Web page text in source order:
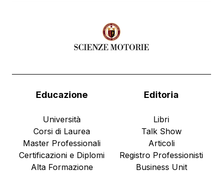
Educazione
Università
Corsi di Laurea
Master Professionali
Certificazioni e Diplomi
Alta Formazione
Editoria
Libri
Talk Show
Articoli
Registro Professionisti
Business Unit